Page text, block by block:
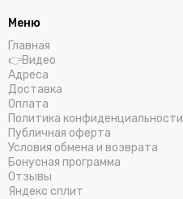
Меню
Главная
👉Видео
Адреса
Доставка
Оплата
Политика конфиденциальности
Публичная оферта
Условия обмена и возврата
Бонусная программа
Отзывы
Яндекс сплит